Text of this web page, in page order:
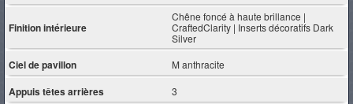
Finition intérieure
Chêne foncé à haute brillance |
CraftedClarity | Inserts décoratifs Dark
Silver
Ciel de pavillon M anthracite
Appuis têtes arrières 3